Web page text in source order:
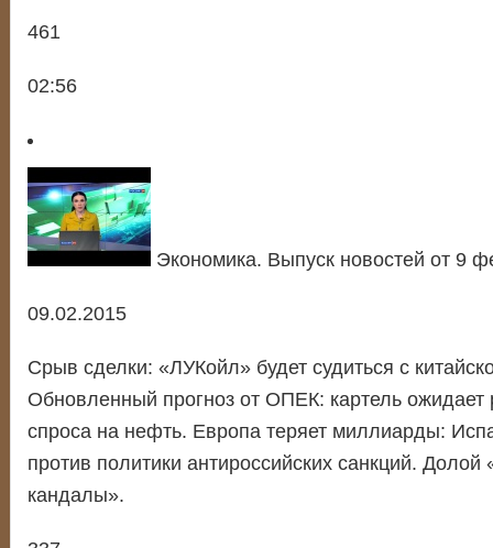
461
02:56
Экономика. Выпуск новостей от 9
09.02.2015
Срыв сделки: «ЛУКойл» будет судиться с
Обновленный прогноз от ОПЕК: картель ожидает
спроса на нефть. Европа теряет миллиарды:
против политики антироссийских санкций.
кандалы».